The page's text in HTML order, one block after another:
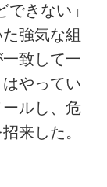
できない」
強気な組
致して一
やってい
ルし、危
来した。